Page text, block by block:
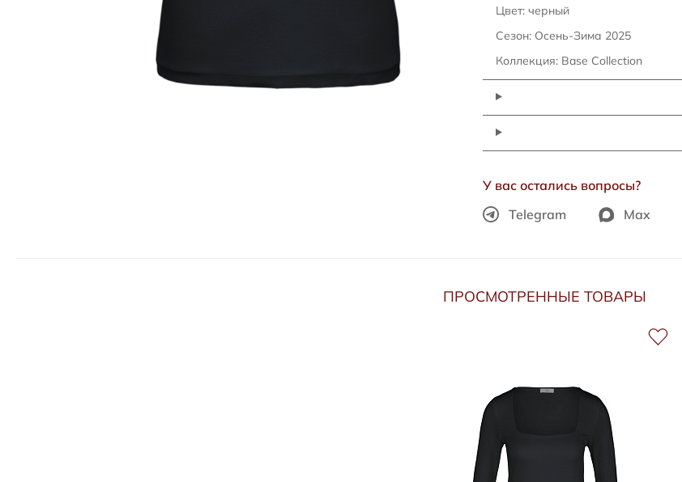
Цвет: черный
Сезон: Осень-Зима 2025
Коллекция: Base Collection
У вас остались вопросы?
Telegram
Max
ПРОСМОТРЕННЫЕ ТОВАРЫ